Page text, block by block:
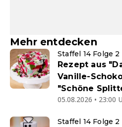
Mehr entdecken
Staffel 14 Folge 2
Rezept aus
Vanille-
"Schöne
05.08.2026 • 23:00
Staffel 14 Folge 2